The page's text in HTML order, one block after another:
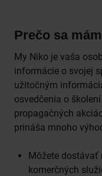
Prečo sa
My Niko je vaša
informácie o svojej
užitočným
osvedčenia o
propagačných
prináša mnoho
Môžete dostávať
komerčných